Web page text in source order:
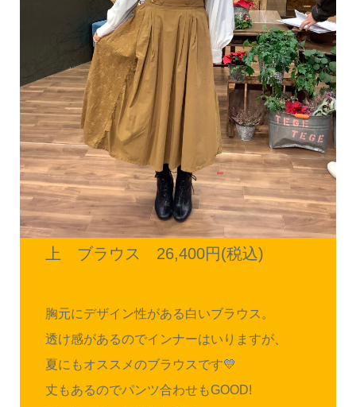
上 ブラウス 26,400円(税込)
胸元にデザイン性がある白いブラウス。
透け感があるのでインナーはいりますが、
夏にもオススメのブラウスです💛
丈もあるのでパンツ合わせもGOOD!